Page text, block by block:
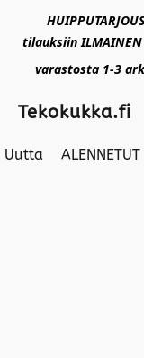
tilauksiin
varastosta 1-3
Tekokukka.fi
Uutta